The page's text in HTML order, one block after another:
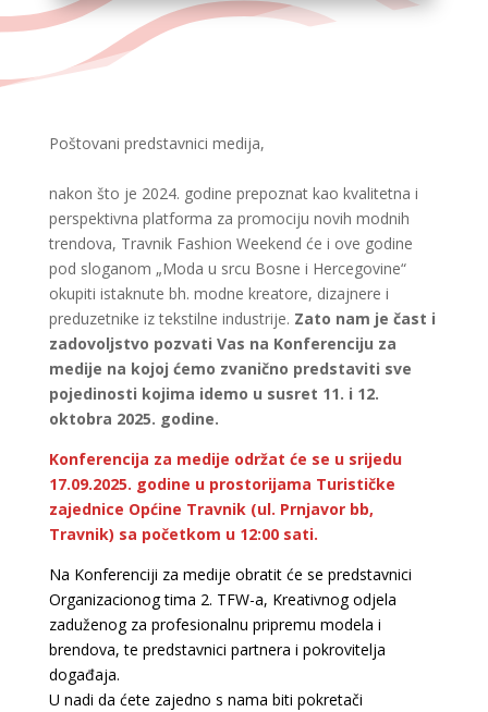
Poštovani predstavnici medija,
nakon što je 2024. godine prepoznat kao kvalitetna i
perspektivna platforma za promociju novih modnih
trendova, Travnik Fashion Weekend će i ove godine
pod sloganom „Moda u srcu Bosne i Hercegovine“
okupiti istaknute bh. modne kreatore, dizajnere i
preduzetnike iz tekstilne industrije. Zato nam je čast i
zadovoljstvo pozvati Vas na Konferenciju za
medije na kojoj ćemo zvanično predstaviti sve
pojedinosti kojima idemo u susret 11. i 12.
oktobra 2025. godine.
Konferencija za medije održat će se u srijedu
17.09.2025. godine u prostorijama Turističke
zajednice Općine Travnik (ul. Prnjavor bb,
Travnik) sa početkom u 12:00 sati.
Na Konferenciji za medije obratit će se predstavnici
Organizacionog tima 2. TFW-a, Kreativnog odjela
zaduženog za profesionalnu pripremu modela i
brendova, te predstavnici partnera i pokrovitelja
događaja.
U nadi da ćete zajedno s nama biti pokretači